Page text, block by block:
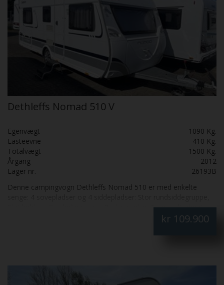
Dethleffs Nomad 510 V
Egenvægt
1090 Kg.
Lasteevne
410 Kg.
Totalvægt
1500 Kg.
Årgang
2012
Lager nr.
26193B
Denne campingvogn Dethleffs Nomad 510 er med enkelte
Flot køkken, 2 enkelte senge, Badeværelse, Truma ultraheat,
Gulvvarme, Mover og Posemarkise Sælges for kunde: Pææ og
kr 109.900